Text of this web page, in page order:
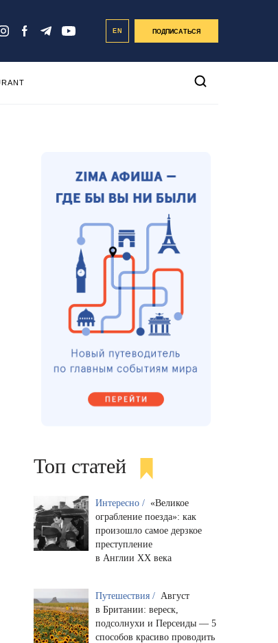
EN ПОДПИСАТЬСЯ
Топ статей
Интересно / «Великое
ограбление поезда»: как
произошло самое дерзкое
преступление
в Англии XX века
Путешествия / Август
в Британии: вереск,
подсолнухи и Персеиды — 5
способов красиво проводить